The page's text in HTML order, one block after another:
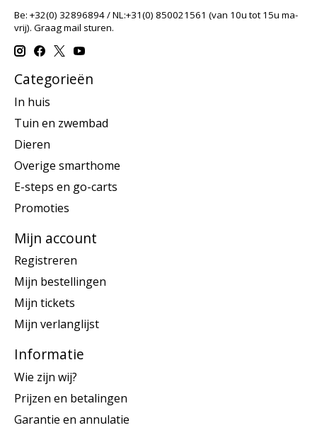
Be: +32(0) 32896894 / NL:+31(0) 850021561 (van 10u tot 15u ma-
vrij). Graag mail sturen.
Categorieën
In huis
Tuin en zwembad
Dieren
Overige smarthome
E-steps en go-carts
Promoties
Mijn account
Registreren
Mijn bestellingen
Mijn tickets
Mijn verlanglijst
Informatie
Wie zijn wij?
Prijzen en betalingen
Garantie en annulatie